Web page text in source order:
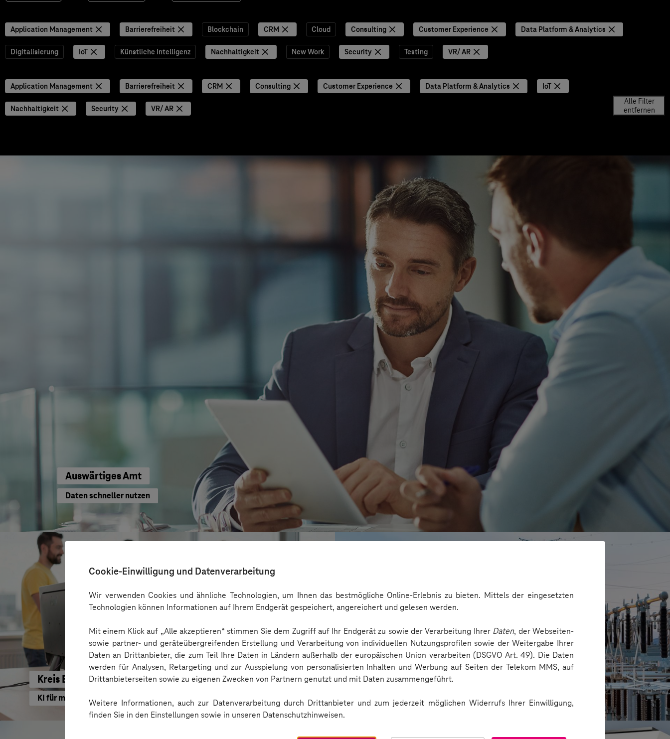
Cookie-Einwilligung und Datenverarbeitung
Wir verwenden Cookies und ähnliche Technologien, um Ihnen das bestmögliche Online-Erlebnis zu bieten. Mittels der eingesetzten
Technologien können Informationen auf Ihrem Endgerät gespeichert, angereichert und gelesen werden.
Mit einem Klick auf „Alle akzeptieren“ stimmen Sie dem Zugriff auf Ihr Endgerät zu sowie der Verarbeitung Ihrer Daten, der Webseiten-
sowie partner- und geräteübergreifenden Erstellung und Verarbeitung von individuellen Nutzungsprofilen sowie der Weitergabe Ihrer
Daten an Drittanbieter, die zum Teil Ihre Daten in Ländern außerhalb der europäischen Union verarbeiten (DSGVO Art. 49). Die Daten
werden für Analysen, Retargeting und zur Ausspielung von personalisierten Inhalten und Werbung auf Seiten der Telekom MMS, auf
Drittanbieterseiten sowie zu eigenen Zwecken von Partnern genutzt und mit Daten zusammengeführt.
Weitere Informationen, auch zur Datenverarbeitung durch Drittanbieter und zum jederzeit möglichen Widerrufs Ihrer Einwilligung,
finden Sie in den Einstellungen sowie in unseren Datenschutzhinweisen.
Application Management Barrierefreiheit Blockchain CRM Cloud Consulting Customer Experience Data Platform & Analytics
Digitalisierung IoT Künstliche Intelligenz Nachhaltigkeit New Work Security Testing VR/ AR
Application Management Barrierefreiheit CRM Consulting Customer Experience Data Platform & Analytics IoT
Nachhaltigkeit Security VR/ AR
Alle Filter
entfernen
Auswärtiges Amt
Daten schneller nutzen
Kreis Bergstraße
KI für moderne Verwaltung
HIGHVOLT Prüftechnik Dresden GmbH
CRA-Security für digitale Produkte